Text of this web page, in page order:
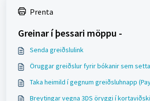
Prenta
Greinar í þessari möppu -
Senda greiðslulink
Öruggar greiðslur fyrir bókanir sem
Taka heimild í gegnum greiðsluhnapp
Breytingar vegna 3DS öryggi í